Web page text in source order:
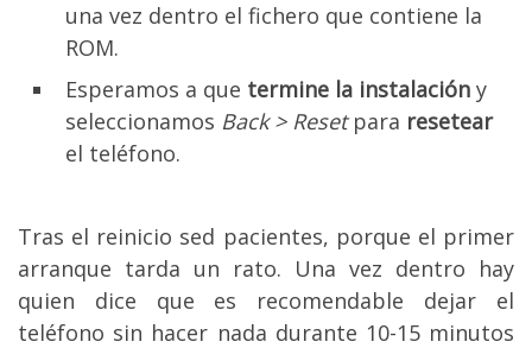
una vez dentro el fichero que contiene la
ROM.
Esperamos a que termine la instalación y
seleccionamos Back > Resetpara resetear
el teléfono.
Tras el reinicio sed pacientes, porque el primer
arranque tarda un rato. Una vez dentro hay
quien dice que es recomendable dejar el
teléfono sin hacer nada durante 10-15 minutos